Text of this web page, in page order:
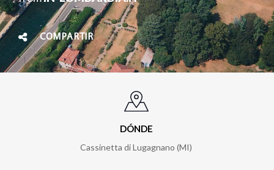
COMPARTIR
DÓNDE
Cassinetta di Lugagnano (MI)